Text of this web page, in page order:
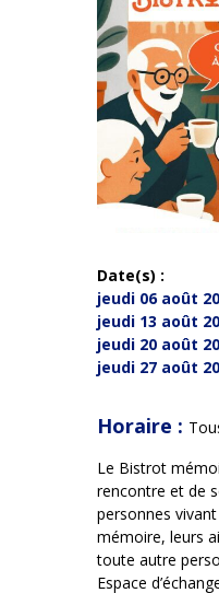
Date(s) :
jeudi 06 août
jeudi 13 août
jeudi 20 août
jeudi 27 août
Horaire :
Le Bistrot
rencontre et de
personnes
mémoire, leurs
toute autre
Espace